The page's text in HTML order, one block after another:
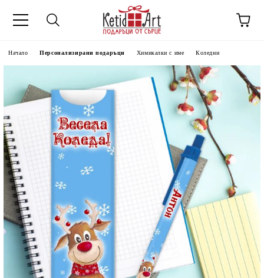
Начало Персонализирани подаръци Химикалки с име Коледни